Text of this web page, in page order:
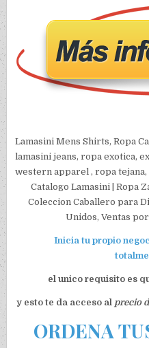
Lamasini Mens Shirts, Ropa
lamasini jeans, ropa exotica,
western apparel , ropa
Catalogo Lamasini | Ropa
Coleccion Caballero para
Unidos, Ventas
Inicia tu propio
el unico requisito es
y esto te da acceso al precio
ORDENA